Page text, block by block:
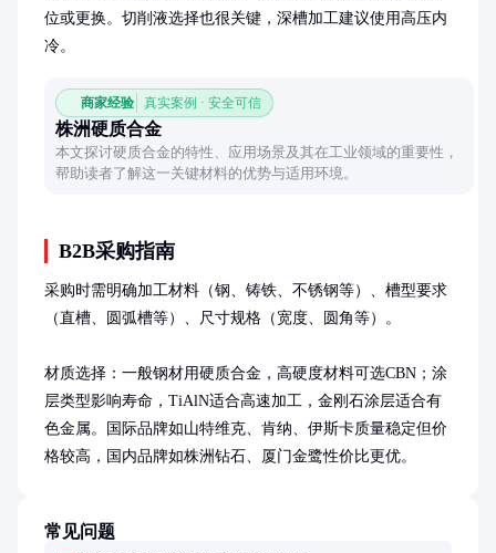
位或更换。切削液选择也很关键，深槽加工建议使用高压内
冷。
商家经验 真实案例 · 安全可信
株洲硬质合金
本文探讨硬质合金的特性、应用场景及其在工业领域的重要性，
帮助读者了解这一关键材料的优势与适用环境。
B2B采购指南
采购时需明确加工材料（钢、铸铁、不锈钢等）、槽型要求
（直槽、圆弧槽等）、尺寸规格（宽度、圆角等）。
材质选择：一般钢材用硬质合金，高硬度材料可选CBN；涂
层类型影响寿命，TiAlN适合高速加工，金刚石涂层适合有
色金属。国际品牌如山特维克、肯纳、伊斯卡质量稳定但价
格较高，国内品牌如株洲钻石、厦门金鹭性价比更优。
常见问题